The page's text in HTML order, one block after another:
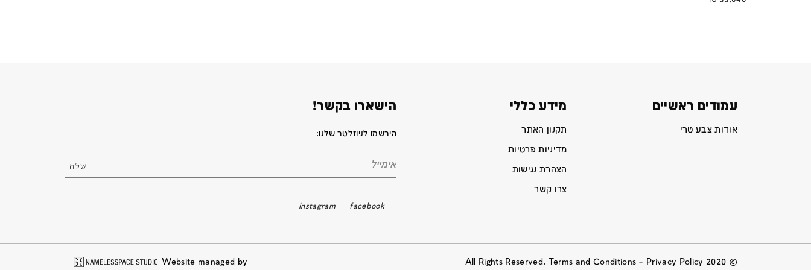
עמודים ראשיים
אודות צבע טרי
מידע כללי
תקנון האתר
מדיניות פרטיות
הצהרת נגישות
צרו קשר
הישארו בקשר!
הירשמו לניוזלטר שלנו:
facebook
instagram
© 2020 All Rights Reserved. Terms and Conditions –
Privacy Policy
Website managed by